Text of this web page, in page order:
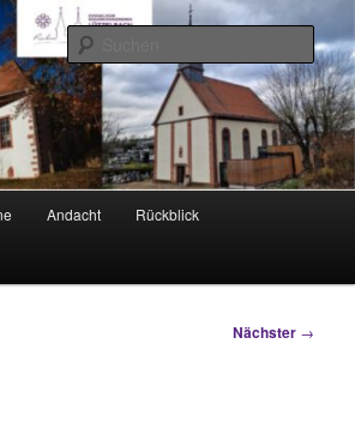
Kirchengemeinden
Andacht Rückblick
Nächster →